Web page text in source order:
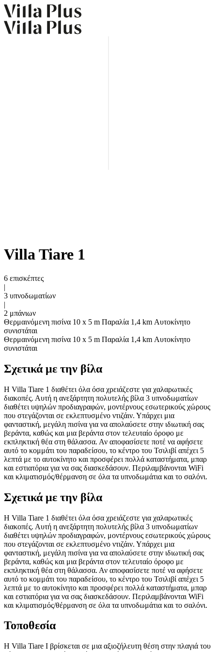
Villa Tiare 1
6 επισκέπτες
|
3 υπνοδωματίων
|
2 μπάνιων
Θερμαινόμενη πισίνα 10 x 5 m Παραλία 1,4 km Αυτοκίνητο
συνιστάται
Θερμαινόμενη πισίνα 10 x 5 m Παραλία 1,4 km Αυτοκίνητο
συνιστάται
Σχετικά με την βίλα
Η Villa Tiare 1 διαθέτει όλα όσα χρειάζεστε για χαλαρωτικές
διακοπές. Αυτή η ανεξάρτητη πολυτελής βίλα 3 υπνοδωματίων
διαθέτει υψηλών προδιαγραφών, μοντέρνους εσωτερικούς χώρους
που στεγάζονται σε εκλεπτυσμένο ντιζάιν. Υπάρχει μια
φανταστική, μεγάλη πισίνα για να απολαύσετε στην ιδιωτική σας
βεράντα, καθώς και μια βεράντα στον τελευταίο όροφο με
εκπληκτική θέα στη θάλασσα. Αν αποφασίσετε ποτέ να αφήσετε
αυτό το κομμάτι του παραδείσου, το κέντρο του Τσιλιβί απέχει 5
λεπτά με το αυτοκίνητο και προσφέρει πολλά καταστήματα, μπαρ
και εστιατόρια για να σας διασκεδάσουν. Περιλαμβάνονται WiFi
και κλιματισμός/θέρμανση σε όλα τα υπνοδωμάτια και το σαλόνι.
Σχετικά με την βίλα
Η Villa Tiare 1 διαθέτει όλα όσα χρειάζεστε για χαλαρωτικές
διακοπές. Αυτή η ανεξάρτητη πολυτελής βίλα 3 υπνοδωματίων
διαθέτει υψηλών προδιαγραφών, μοντέρνους εσωτερικούς χώρους
που στεγάζονται σε εκλεπτυσμένο ντιζάιν. Υπάρχει μια
φανταστική, μεγάλη πισίνα για να απολαύσετε στην ιδιωτική σας
βεράντα, καθώς και μια βεράντα στον τελευταίο όροφο με
εκπληκτική θέα στη θάλασσα. Αν αποφασίσετε ποτέ να αφήσετε
αυτό το κομμάτι του παραδείσου, το κέντρο του Τσιλιβί απέχει 5
λεπτά με το αυτοκίνητο και προσφέρει πολλά καταστήματα, μπαρ
και εστιατόρια για να σας διασκεδάσουν. Περιλαμβάνονται WiFi
και κλιματισμός/θέρμανση σε όλα τα υπνοδωμάτια και το σαλόνι.
Τοποθεσία
Η Villa Tiare I βρίσκεται σε μια αξιοζήλευτη θέση στην πλαγιά του